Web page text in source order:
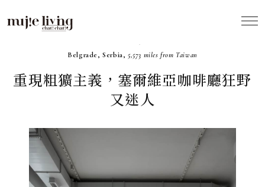
Belgrade, Serbia, 5,573 miles from Taiwan
重現粗獷主義，塞爾維亞咖啡廳狂野
又迷人